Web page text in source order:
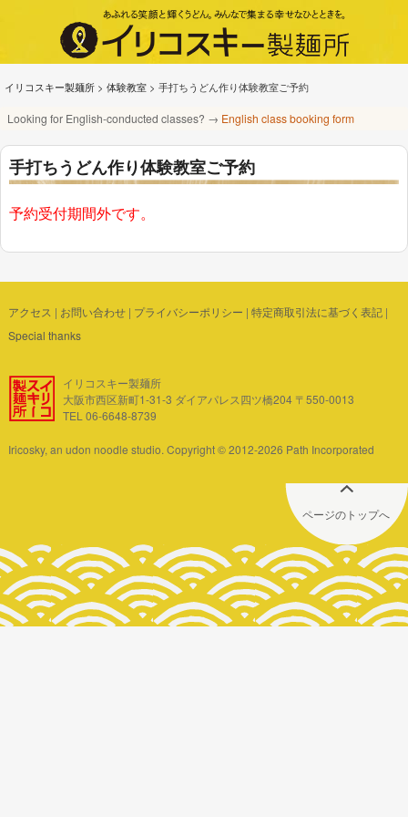
イリコスキー製麺所 > 体験教室 > 手打ちうどん作り体験教室ご予約
Looking for English-conducted classes? → English class booking form
手打ちうどん作り体験教室ご予約
予約受付期間外です。
アクセス | お問い合わせ| プライバシーポリシー | 特定商取引法に基づく表記|
Special thanks
イリコスキー製麺所
大阪市西区新町1-31-3 ダイアパレス四ツ橋204 〒550-0013
TEL 06-6648-8739
Iricosky, an udon noodle studio. Copyright © 2012-2026 Path Incorporated
ページのトップへ